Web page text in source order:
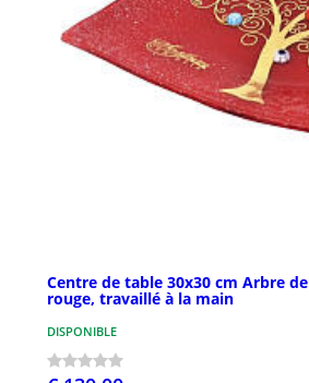
Centre de table 30x30 cm Arbre
rouge, travaillé à la main
DISPONIBLE